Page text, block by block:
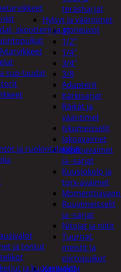
teräsharjat
Hylsyt ja vääntimet
1"
1/2"
1/4"
3/4"
3/8
Adapterit
Kärkisarjat
Räikät ja
vääntimet
Iskumeisselit
Jakoavaimet
Kiintoavaimet
ja -sarjat
Kuusiokolo ja
torx-avaimet
Ruuvimeisselit
ja -sarjat
Nitojat ja niitit
Tuurnat,
meistit ja
piirtopuikot
Käsihöylät
skootterit ja ajoneuvot
sup-laudat
ja ruokintalaudat
ja tontut
ja kuusenvalot